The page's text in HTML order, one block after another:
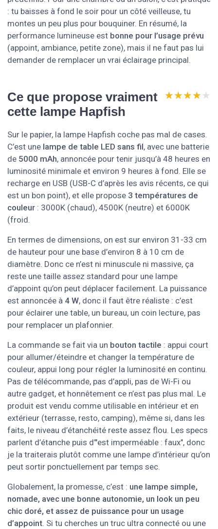
: tu baisses à fond le soir pour un côté veilleuse, tu
montes un peu plus pour bouquiner. En résumé, la
performance lumineuse est bonne pour l’usage prévu
(appoint, ambiance, petite zone), mais il ne faut pas lui
demander de remplacer un vrai éclairage principal.
Ce que propose vraiment
cette lampe Hapfish
★★★★★
★★★★★
Sur le papier, la lampe Hapfish coche pas mal de cases.
C’est une lampe de table LED sans fil, avec une batterie
de 5000 mAh, annoncée pour tenir jusqu’à 48 heures en
luminosité minimale et environ 9 heures à fond. Elle se
recharge en USB (USB-C d’après les avis récents, ce qui
est un bon point), et elle propose 3 températures de
couleur : 3000K (chaud), 4500K (neutre) et 6000K
(froid.
En termes de dimensions, on est sur environ 31-33 cm
de hauteur pour une base d’environ 8 à 10 cm de
diamètre. Donc ce n’est ni minuscule ni massive, ça
reste une taille assez standard pour une lampe
d’appoint qu’on peut déplacer facilement. La puissance
est annoncée à 4 W, donc il faut être réaliste : c’est
pour éclairer une table, un bureau, un coin lecture, pas
pour remplacer un plafonnier.
La commande se fait via un bouton tactile : appui court
pour allumer/éteindre et changer la température de
couleur, appui long pour régler la luminosité en continu.
Pas de télécommande, pas d’appli, pas de Wi-Fi ou
autre gadget, et honnêtement ce n’est pas plus mal. Le
produit est vendu comme utilisable en intérieur et en
extérieur (terrasse, resto, camping), même si, dans les
faits, le niveau d’étanchéité reste assez flou. Les specs
parlent d’étanche puis d’"est imperméable : faux", donc
je la traiterais plutôt comme une lampe d’intérieur qu’on
peut sortir ponctuellement par temps sec.
Globalement, la promesse, c’est : une lampe simple,
nomade, avec une bonne autonomie, un look un peu
chic doré, et assez de puissance pour un usage
d’appoint. Si tu cherches un truc ultra connecté ou une